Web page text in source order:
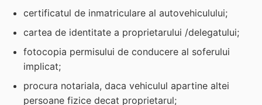
certificatul de inmatriculare al autovehiculului;
cartea de identitate a proprietarului /delegatului;
fotocopia permisului de conducere al soferului
implicat;
procura notariala, daca vehiculul apartine altei
persoane fizice decat proprietarul;